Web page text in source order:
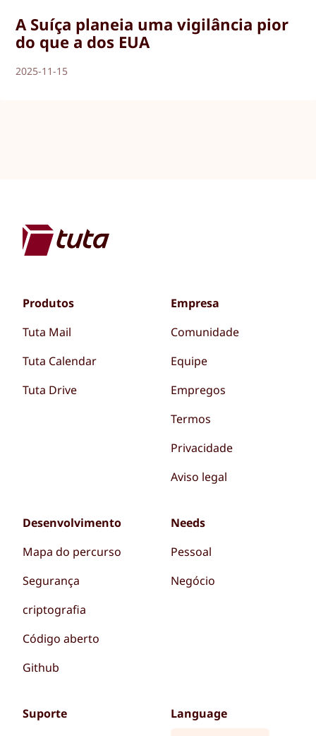
A Suíça planeia uma vigilância pior
do que a dos EUA
2025-11-15
Produtos
Tuta Mail
Tuta Calendar
Tuta Drive
Empresa
Comunidade
Equipe
Empregos
Termos
Privacidade
Aviso legal
Desenvolvimento
Mapa do percurso
Segurança
criptografia
Código aberto
Github
Needs
Pessoal
Negócio
Suporte
Language